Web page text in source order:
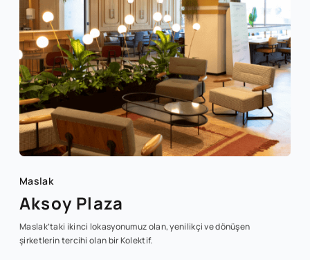
Maslak
Aksoy Plaza
Maslak’taki ikinci lokasyonumuz olan, yenilikçi ve dönüşen
şirketlerin tercihi olan bir Kolektif.